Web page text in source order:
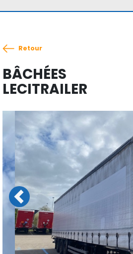
Retour
BÂCHÉES
LECITRAILER
Previous